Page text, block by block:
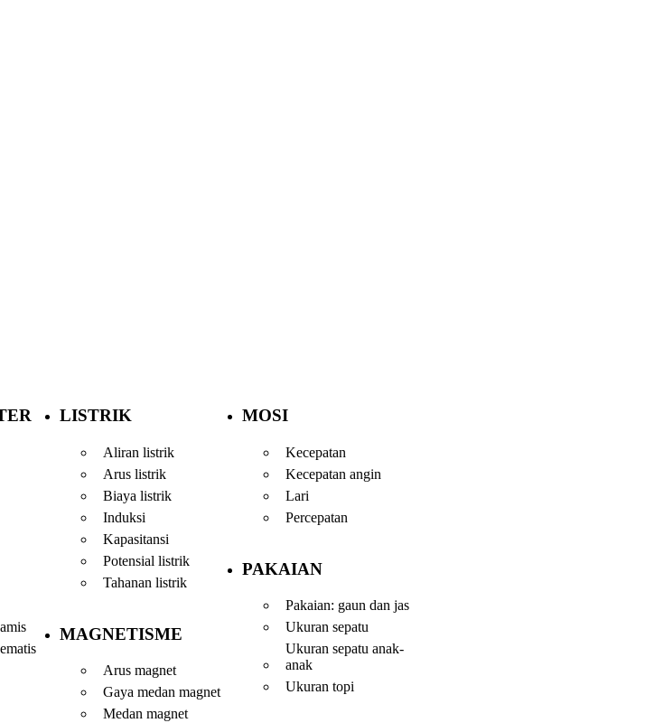
LISTRIK
Aliran listrik
Arus listrik
Biaya listrik
Induksi
Kapasitansi
Potensial listrik
Tahanan listrik
MAGNETISME
Arus magnet
Gaya medan magnet
Medan magnet
MOSI
Kecepatan
Kecepatan angin
Lari
Percepatan
PAKAIAN
Pakaian: gaun dan jas
Ukuran sepatu
Ukuran sepatu anak-
anak
Ukuran topi